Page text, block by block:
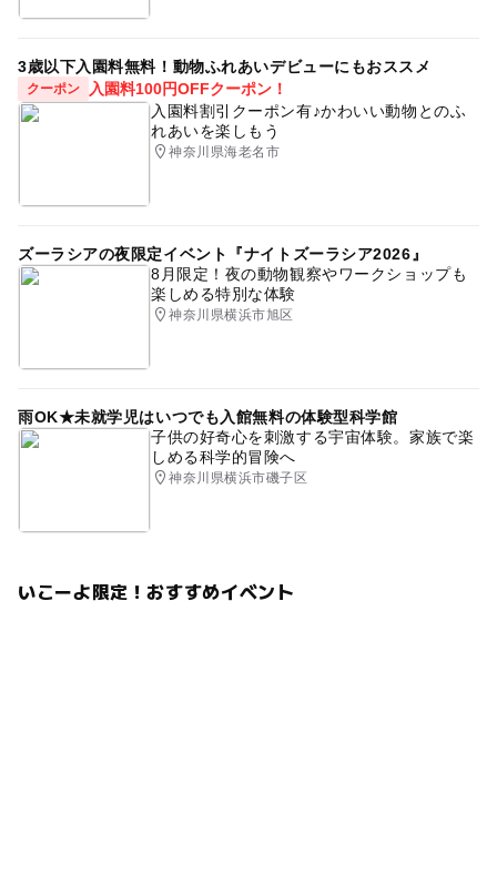
3歳以下入園料無料！動物ふれあいデビューにもおススメ
クーポン
入園料100円OFFクーポン！
入園料割引クーポン有♪かわいい動物とのふ
れあいを楽しもう
神奈川県海老名市
ズーラシアの夜限定イベント『ナイトズーラシア2026』
8月限定！夜の動物観察やワークショップも
楽しめる特別な体験
神奈川県横浜市旭区
雨OK★未就学児はいつでも入館無料の体験型科学館
子供の好奇心を刺激する宇宙体験。家族で楽
しめる科学的冒険へ
神奈川県横浜市磯子区
いこーよ限定！おすすめイベント